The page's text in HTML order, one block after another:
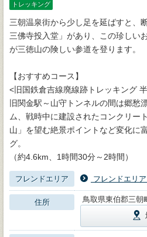
トレッキング
三朝温泉街から少し足を延ばすと、
三佛寺投入堂」があり、この珍しい
が三徳山の険しい参道を登ります。
【おすすめコース】
<旧国鉄倉吉線廃線跡トレッキング
旧関金駅～山守トンネルの間は郷愁
ム、戦時中に建設されたコンクリー
山」を望む絶景ポイントなど変化に
グ。
（約4.6km、1時間30分～2時間）
フレンドエリア フレンドエリ
住所 鳥取県東伯郡三朝